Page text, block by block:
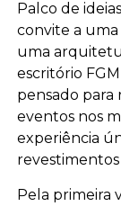
Palco de
convite a
uma
escritório
pensado para
eventos nos
experiência
revestimentos
Pela primeira